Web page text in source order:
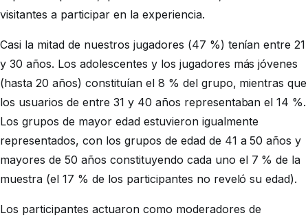
visitantes a participar en la experiencia.
Casi la mitad de nuestros jugadores (47 %) tenían entre 21
y 30 años. Los adolescentes y los jugadores más jóvenes
(hasta 20 años) constituían el 8 % del grupo, mientras que
los usuarios de entre 31 y 40 años representaban el 14 %.
Los grupos de mayor edad estuvieron igualmente
representados, con los grupos de edad de 41 a 50 años y
mayores de 50 años constituyendo cada uno el 7 % de la
muestra (el 17 % de los participantes no reveló su edad).
Los participantes actuaron como moderadores de